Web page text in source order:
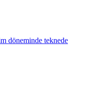
döneminde teknede